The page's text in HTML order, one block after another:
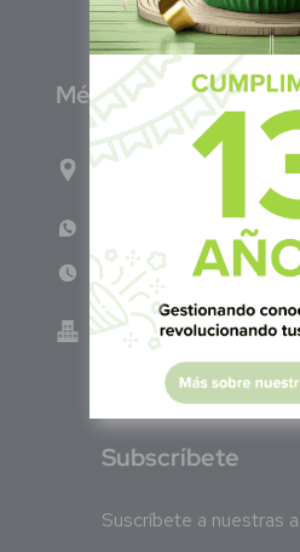
México
Calle Pitágoras 234,
Alcaldía Benito Juárez,
WhatsApp: +52 33 140
Lun - Vie 8:00 am -
Green Know S.A de C.V
GKN200917TB2
Subscríbete
Suscríbete a nuestras